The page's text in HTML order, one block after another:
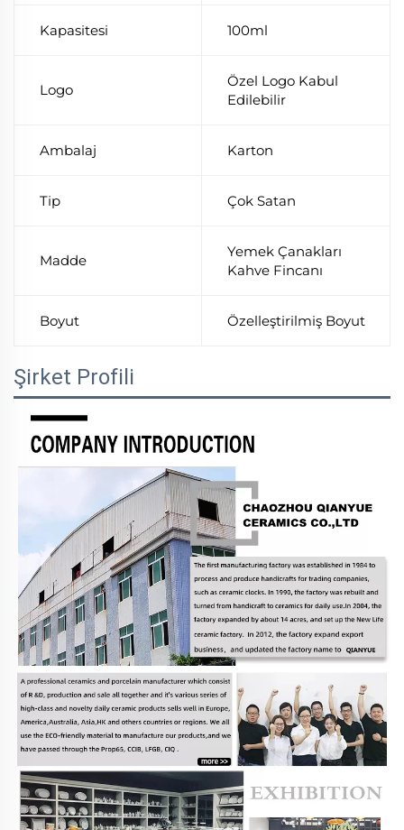
Kapasitesi 100ml
Logo
Özel Logo Kabul
Edilebilir
Ambalaj Karton
Tip Çok Satan
Madde
Yemek Çanakları
Kahve Fincanı
Boyut Özelleştirilmiş Boyut
Şirket Profili